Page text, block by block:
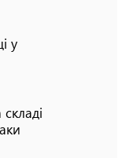
у